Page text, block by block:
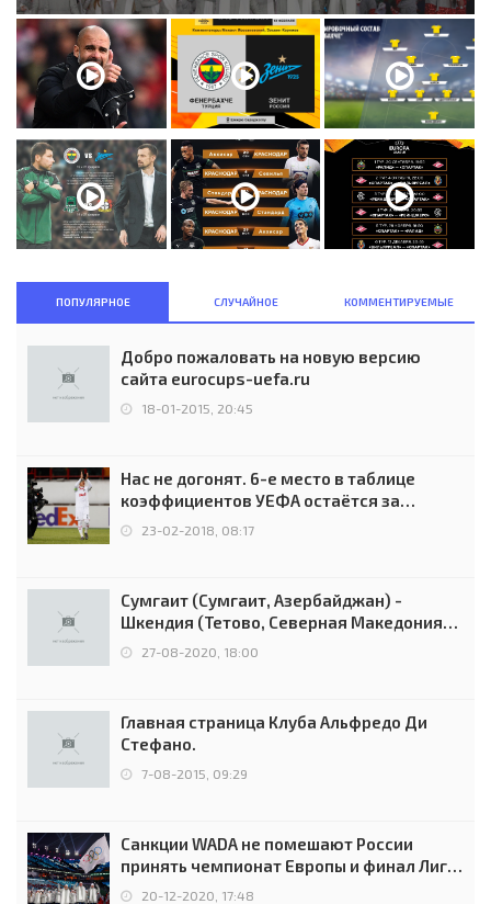
ПОПУЛЯРНОЕ СЛУЧАЙНОЕ КОММЕНТИРУЕМЫЕ
Добро пожаловать на новую версию
сайта eurocups-uefa.ru
18-01-2015, 20:45
Нас не догонят. 6-е место в таблице
коэффициентов УЕФА остаётся за
Россией
23-02-2018, 08:17
Сумгаит (Сумгаит, Азербайджан) -
Шкендия (Тетово, Северная Македония) -
0:2 (0:0)
27-08-2020, 18:00
Главная страница Клуба Альфредо Ди
Стефано.
7-08-2015, 09:29
Санкции WADA не помешают России
принять чемпионат Европы и финал Лиги
чемпионов.
20-12-2020, 17:48